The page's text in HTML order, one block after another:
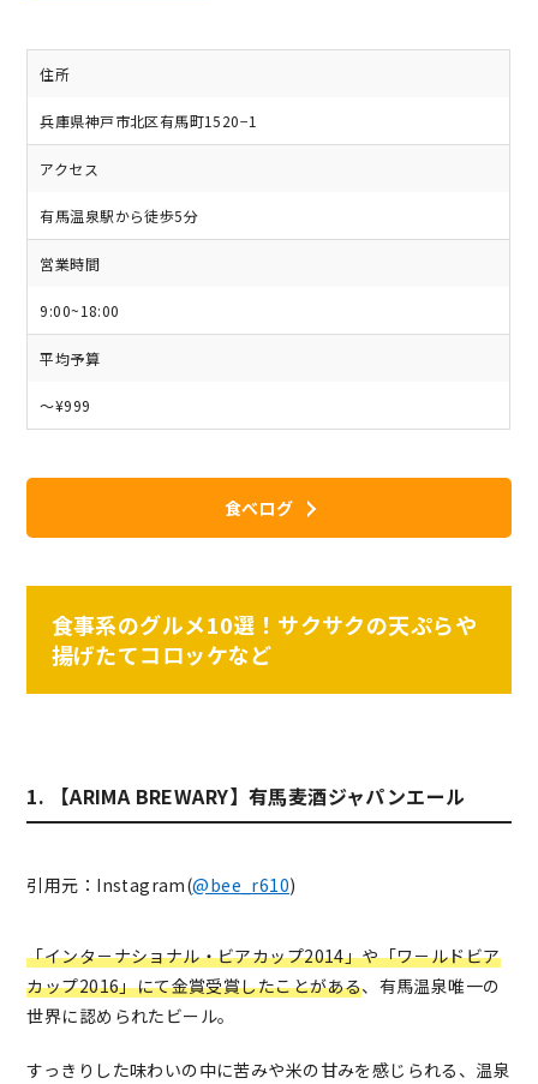
住所
兵庫県神戸市北区有馬町1520−1
アクセス
有馬温泉駅から徒歩5分
営業時間
9:00~18:00
平均予算
～¥999
食べログ
食事系のグルメ10選！サクサクの天ぷらや
揚げたてコロッケなど
1. 【ARIMA BREWARY】有馬麦酒ジャパンエール
引用元：Instagram(@bee_r610)
「インタ－ナショナル・ビアカップ2014」や「ワ－ルドビア
カップ2016」にて金賞受賞したことがある、有馬温泉唯一の
世界に認められたビール。
すっきりした味わいの中に苦みや米の甘みを感じられる、温泉